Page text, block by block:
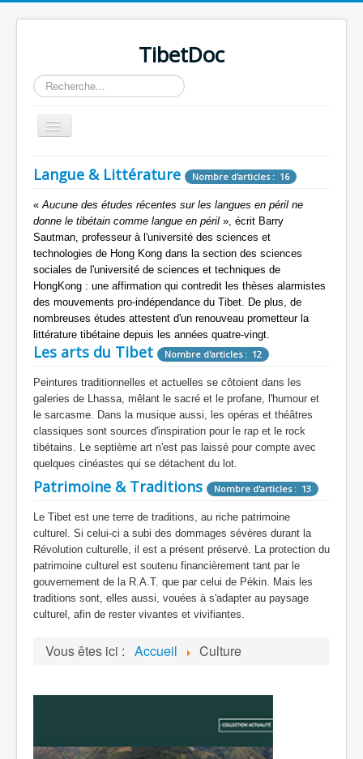
TibetDoc
Rechercher
Basculer
la
Langue & Littérature Nombre d'articles : 16
«Aucune des études récentes sur les langues en péril ne
donne le tibétain comme langue en péril », écrit Barry
Sautman, professeur à l'université des sciences et
technologies de Hong Kong dans la section des sciences
sociales de l'université de sciences et techniques de
HongKong : une affirmation qui contredit les thèses alarmistes
des mouvements pro-indépendance du Tibet. De plus, de
nombreuses études attestent d'un renouveau prometteur la
littérature tibétaine depuis les années quatre-vingt.
Les arts du Tibet Nombre d'articles : 12
Peintures traditionnelles et actuelles se côtoient dans les
galeries de Lhassa, mêlant le sacré et le profane, l'humour et
le sarcasme. Dans la musique aussi, les opéras et théâtres
classiques sont sources d'inspiration pour le rap et le rock
tibétains. Le septième art n'est pas laissé pour compte avec
quelques cinéastes qui se détachent du lot.
Patrimoine & Traditions Nombre d'articles : 13
Le Tibet est une terre de traditions, au riche patrimoine
culturel. Si celui-ci a subi des dommages sévères durant la
Révolution culturelle, il est a présent préservé. La protection du
patrimoine culturel est soutenu financièrement tant par le
gouvernement de la R.A.T. que par celui de Pékin. Mais les
traditions sont, elles aussi, vouées à s'adapter au paysage
culturel, afin de rester vivantes et vivifiantes.
Vous êtes ici : Accueil Culture